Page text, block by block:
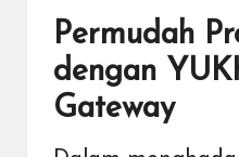
Permudah
dengan
Gateway